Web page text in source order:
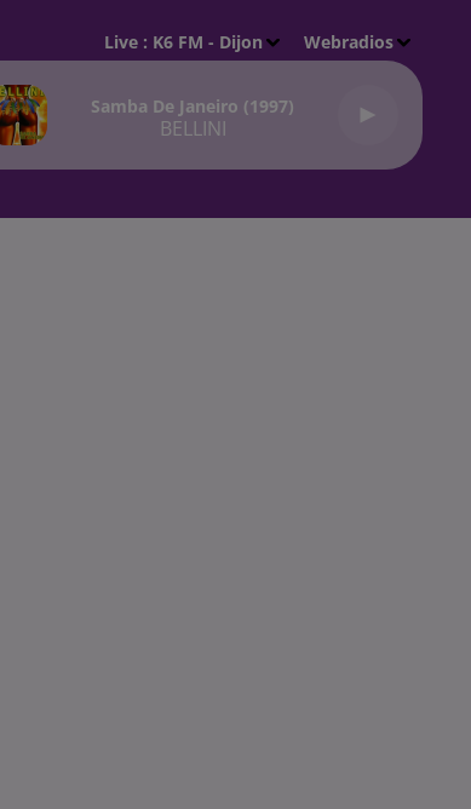
Live : K6 FM - Dijon Webradios
Samba De Janeiro (1997)
BELLINI